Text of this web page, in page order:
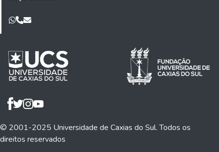
© 2001-2025 Universidade de Caxias do Sul. Todos os
direitos reservados